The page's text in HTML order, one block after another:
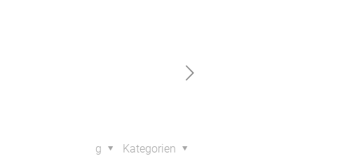
Kategorien
g